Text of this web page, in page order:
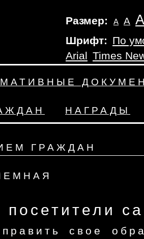
Размер: А А А
Шрифт: По
Arial Times
НАГРАДЫ
ГРАЖДАН
свое